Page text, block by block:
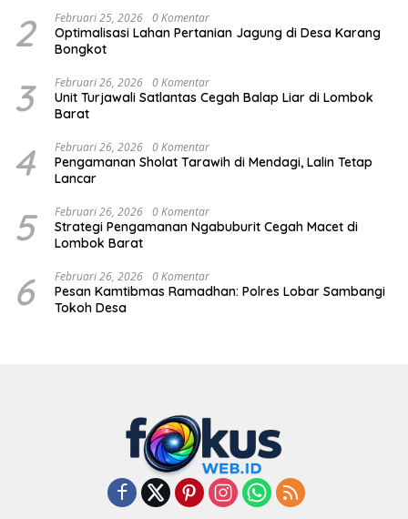
2 Februari 25, 2026 0 Komentar
Optimalisasi Lahan Pertanian Jagung di Desa Karang
Bongkot
3 Februari 26, 2026 0 Komentar
Unit Turjawali Satlantas Cegah Balap Liar di Lombok
Barat
4 Februari 26, 2026 0 Komentar
Pengamanan Sholat Tarawih di Mendagi, Lalin Tetap
Lancar
5 Februari 26, 2026 0 Komentar
Strategi Pengamanan Ngabuburit Cegah Macet di
Lombok Barat
6 Februari 26, 2026 0 Komentar
Pesan Kamtibmas Ramadhan: Polres Lobar Sambangi
Tokoh Desa